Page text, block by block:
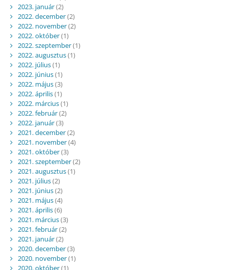
2023. január(2)
2022. december(2)
2022. november(2)
2022. október(1)
2022. szeptember(1)
2022. augusztus(1)
2022. július(1)
2022. június(1)
2022. május(3)
2022. április(1)
2022. március(1)
2022. február(2)
2022. január(3)
2021. december(2)
2021. november(4)
2021. október(3)
2021. szeptember(2)
2021. augusztus(1)
2021. július(2)
2021. június(2)
2021. május(4)
2021. április(6)
2021. március(3)
2021. február(2)
2021. január(2)
2020. december(3)
2020. november(1)
2020. október(1)